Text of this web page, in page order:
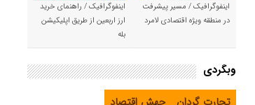
اینفوگرافیک / مسیر پیشرفت
در منطقه ویژه اقتصادی لامرد
اینفوگرافیک / راهنمای خرید
ارز اربعین از طریق اپلیکیشن
بله
وبگردی